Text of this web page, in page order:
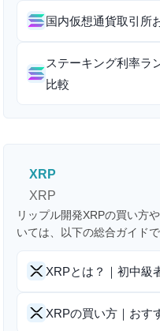
国内仮想通貨取引所
ステーキング利率ラ
比較
XRP
XRP
リップル開発XRPの買い方
いては、以下の総合ガイド
XRPとは？｜初中級
XRPの買い方｜おす